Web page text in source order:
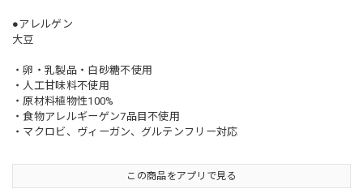
●アレルゲン
大豆
・卵・乳製品・白砂糖不使用
・人工甘味料不使用
・原材料植物性100%
・食物アレルギーゲン7品目不使用
・マクロビ、ヴィーガン、グルテンフリー対応
この商品をアプリで見る